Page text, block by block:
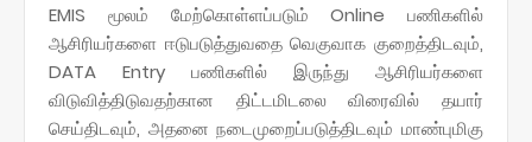
EMIS மூலம் மேற்கொள்ளப்படும் Online பணிகளில்
ஆசிரியர்களை ஈடுபடுத்துவதை வெகுவாக குறைத்திடவும்,
DATA Entry பணிகளில் இருந்து ஆசிரியர்களை
விடுவித்திடுவதற்கான திட்டமிடலை விரைவில் தயார்
செய்திடவும், அதனை நடைமுறைப்படுத்திடவும் மாண்புமிகு